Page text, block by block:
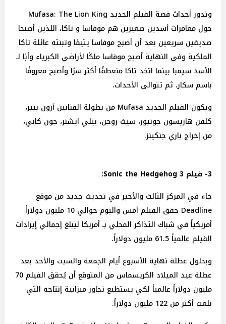
وتدور أحداث قصة الفيلم الجديد Mufasa: The Lion King
حول مغامرات أسدين صغيرين هم موفاسا و تاكا، اللذين أصبحا
صديقين سريعين بعد أن أصبح موفاسا يتيمًا وتبنته عائلة تاكا
الملكية وفي النهاية أصبح موفاسا ملكًا لأراضي الكبرياء وأبًا لـ
الأسد سيمبا بينما اتخذ تاكا منعطفًا أكثر شرًا وأصبح معروفًا
باسم سكار، ثم تتوالى الأحداث.
ويكون الفيلم الجديد Mufasa من بطولة الفنانين آرون بيير،
كلفن هاريسون جونيور، سيث روجن، بيلي ايشنر، جون كاني،
من إخراج باري جنكينز.
3- فيلم Sonic the Hedgehog 3:
جاء في المركز الثالث والأخير في تحديث جديد من موقع
Deadline حقق الفيلم أمس واليوم حوالي 10 مليون دولاراً
أمريكياً في شباك التذاكر المحلي بـ أمريكا ليبلغ إجمالي إيرادات
الفيلم عالمياً 61.5 مليون دولاراً.
وبحلول عطلة نهاية الأسبوع أيام الجمعة والسبت والأحد بعد
عطلة عيد الميلاد الكريسماس من المتوقع أن يُحقق الفيلم 70
مليون دولاراً عالمياً لكي يستطيع تجاوز ميزانية إنتاجه التي
بلغت أكثر من 122 مليون دولاراً.